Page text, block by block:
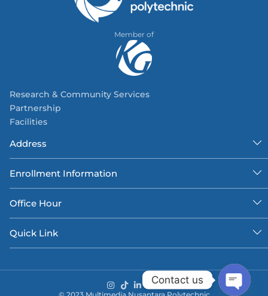
Member of
Research & Community Services
Partnership
Facilities
Address
Enrollment Information
Office Hour
Quick Link
Contact us